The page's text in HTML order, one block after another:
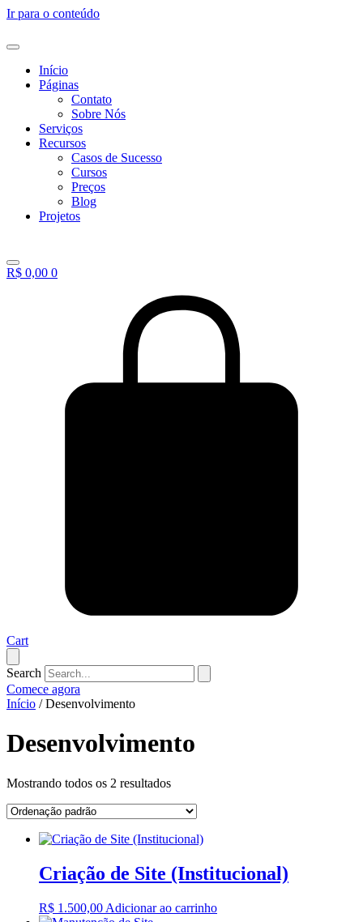
Ir para o conteúdo
Início
Páginas
Contato
Sobre Nós
Serviços
Recursos
Casos de Sucesso
Cursos
Preços
Blog
Projetos
R$ 0,00 0
Cart
Search
Comece agora
Início / Desenvolvimento
Desenvolvimento
Mostrando todos os 2 resultados
Criação de Site (Institucional)
R$ 1.500,00 Adicionar ao carrinho